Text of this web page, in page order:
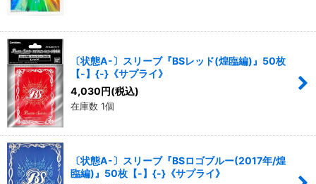
〔状態A-〕スリーブ『BSレッド(煌臨編)』50枚
【-】{-}《サプライ》
4,030円(税込)
在庫数 1個
〔状態A-〕スリーブ『BSロゴブルー(2017年/煌
臨編)』50枚【-】{-}《サプライ》